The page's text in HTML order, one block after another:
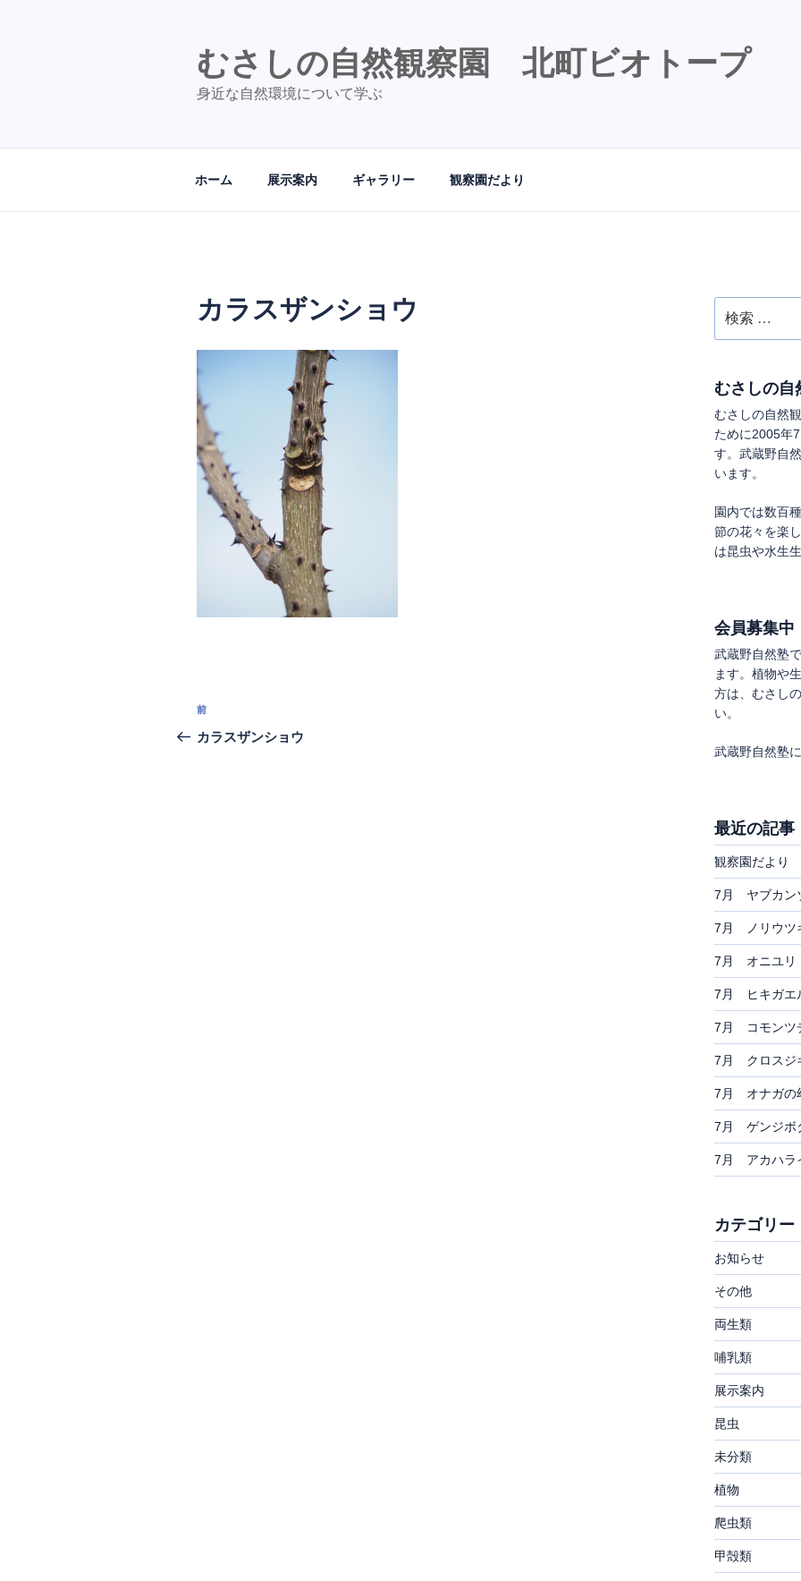
むさしの自然観察園 北町ビオトープ
身近な自然環境について学ぶ
ホーム 展示案内 ギャラリー 観察園だより
カラスザンショウ
投
稿
過
去
前
カラスザンショウ
索:
むさしの自
むさしの自然
ために2005年
す。武蔵野自
います。
園内では数百
節の花々を楽
は昆虫や水生
会員募集中
武蔵野自然塾
ます。植物や
方は、むさし
い。
武蔵野自然塾
最近の記事
観察園だより
7月 ヤブカン
7月 ノリウツ
7月 オニユリ
7月 ヒキガエ
7月 コモンツ
7月 クロスジ
7月 オナガの
7月 ゲンジボ
7月 アカハラ
カテゴリー
お知らせ
その他
両生類
哺乳類
展示案内
昆虫
未分類
植物
爬虫類
甲殻類